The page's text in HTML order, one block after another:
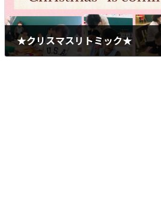
★クリスマスリトミック★